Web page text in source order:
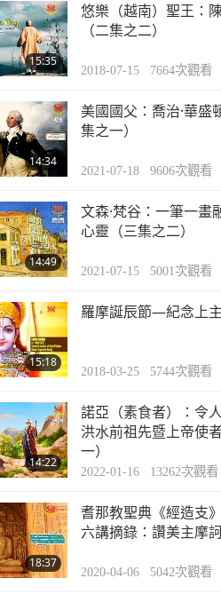
15:35
悠樂（越南）聖王：
（二集之二）
2018-07-15 7664次觀看
14:34
美國國父：喬治·華盛
集之一）
2021-07-18 9606次觀看
14:49
文森·梵谷：一筆一畫
心靈（三集之二）
2021-07-15 5001次觀看
15:18
羅摩誕辰節—紀念上
2018-03-25 5744次觀看
14:22
諾亞（素食者）：令
洪水前祖先暨上帝使
一）
2022-01-16 13262次觀看
18:37
耆那教聖典《經造支
六講摘錄：讚美主摩
2020-04-06 5042次觀看